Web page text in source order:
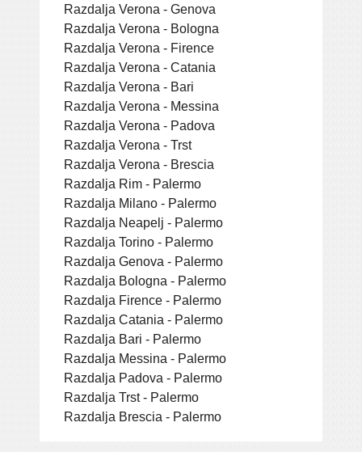
Razdalja Verona - Genova
Razdalja Verona - Bologna
Razdalja Verona - Firence
Razdalja Verona - Catania
Razdalja Verona - Bari
Razdalja Verona - Messina
Razdalja Verona - Padova
Razdalja Verona - Trst
Razdalja Verona - Brescia
Razdalja Rim - Palermo
Razdalja Milano - Palermo
Razdalja Neapelj - Palermo
Razdalja Torino - Palermo
Razdalja Genova - Palermo
Razdalja Bologna - Palermo
Razdalja Firence - Palermo
Razdalja Catania - Palermo
Razdalja Bari - Palermo
Razdalja Messina - Palermo
Razdalja Padova - Palermo
Razdalja Trst - Palermo
Razdalja Brescia - Palermo